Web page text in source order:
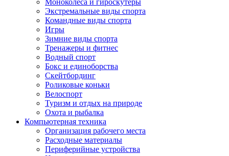
Экстремальные виды спорта
Командные виды спорта
Игры
Зимние виды спорта
Тренажеры и фитнес
Водный спорт
Бокс и единоборства
Скейтбординг
Роликовые коньки
Велоспорт
Туризм и отдых на природе
Охота и рыбалка
Компьютерная техника
Организация рабочего места
Расходные материалы
Периферийные устройства